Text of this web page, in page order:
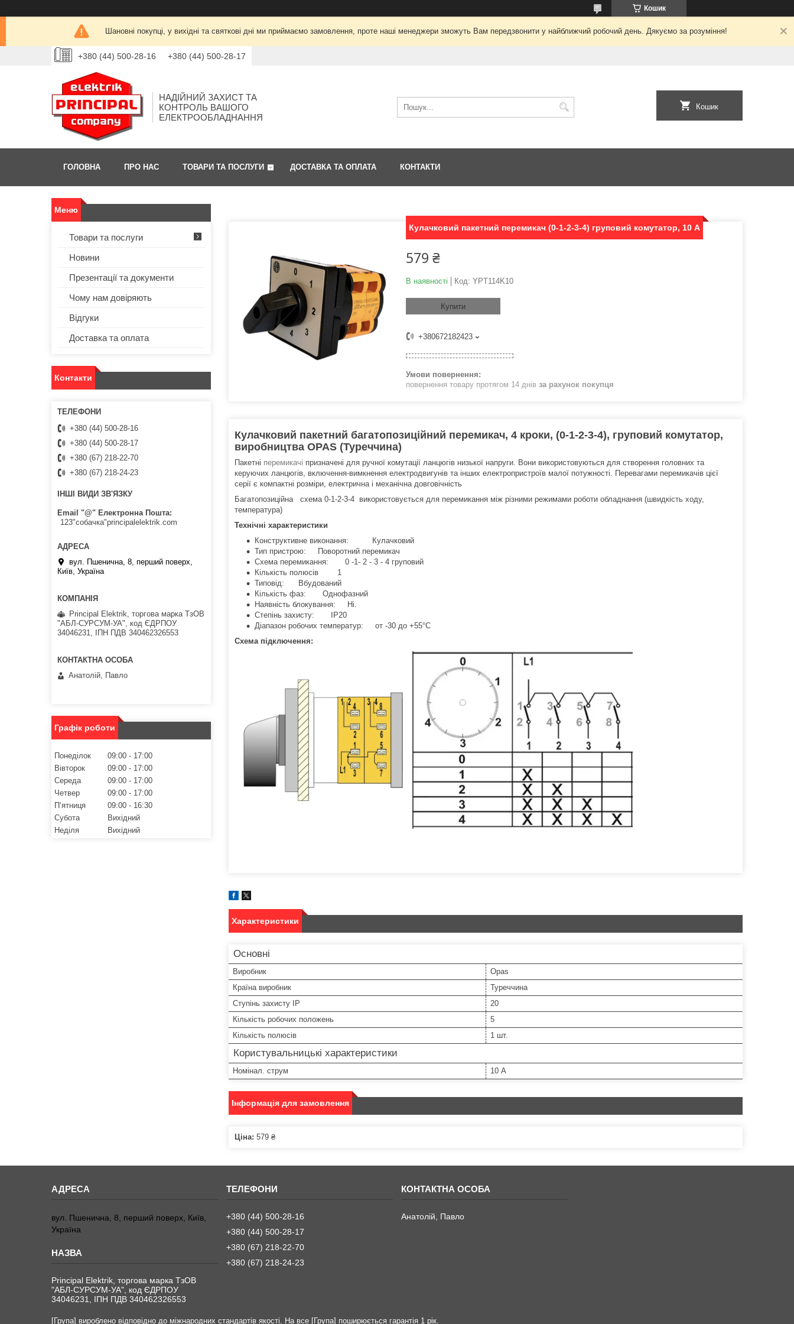
Кошик
Шановні покупці, у вихідні та святкові дні ми приймаємо замовлення, проте наші менеджери зможуть Вам передзвонити у найближчий робочий день. Дякуємо за розуміння!
+380 (44) 500-28-16 +380 (44) 500-28-17
НАДІЙНИЙ ЗАХИСТ ТА
КОНТРОЛЬ ВАШОГО
ЕЛЕКТРООБЛАДНАННЯ
Кошик
ГОЛОВНА ПРО НАС ТОВАРИ ТА ПОСЛУГИ ДОСТАВКА ТА ОПЛАТА КОНТАКТИ
Кулачковий пакетний перемикач (0-1-2-3-4) груповий комутатор, 10 А
579 ₴
В наявності Код: YPT114K10
Купити
+380672182423
повернення товару протягом 14 днів за рахунок покупця
Кулачковий пакетний багатопозиційний перемикач, 4 кроки, (0-1-2-3-4), груповий комутатор,
виробництва OPAS (Туреччина)
Пакетні перемикачі призначені для ручної комутації ланцюгів низької напруги. Вони використовуються для створення головних та
керуючих ланцюгів, включення-вимкнення електродвигунів та інших електропристроїв малої потужності. Перевагами перемикачів цієї
серії є компактні розміри, електрична і механічна довговічність
Багатопозиційна схема 0-1-2-3-4 використовується для перемикання між різними режимами роботи обладнання (швидкість ходу,
температура)
Технічні характеристики
Конструктивне виконання: Кулачковий
Тип пристрою: Поворотний перемикач
Схема перемикання: 0 -1- 2 - 3 - 4 груповий
Кількість полюсів 1
Типовід: Вбудований
Кількість фаз: Однофазний
Наявність блокування: Ні.
Степінь захисту: IP20
Діапазон робочих температур: от -30 до +55°С
Схема підключення:
Характеристики
Основні
Виробник
Opas
Країна виробник
Туреччина
Ступінь захисту IP
20
Кількість робочих положень
5
Кількість полюсів
1 шт.
Користувальницькі характеристики
Номінал. струм 10 А
Інформація для замовлення
Ціна: 579 ₴
Товари та послуги
Новини
Презентації та документи
Чому нам довіряють
Відгуки
Доставка та оплата
Контакти
+380 (44) 500-28-16
+380 (44) 500-28-17
+380 (67) 218-22-70
+380 (67) 218-24-23
ІНШІ ВИДИ ЗВ'ЯЗКУ
Email "@" Електронна Пошта
123"собачка"principalelektrik.com
вул. Пшенична, 8, перший поверх,
Київ, Україна
Principal Elektrik, торгова марка ТзОВ
"АБЛ-СУРСУМ-УА", код ЄДРПОУ
34046231, ІПН ПДВ 340462326553
Анатолій, Павло
Графік роботи
Понеділок 09:00
17:00
Вівторок
09:00
17:00
Середа
09:00
17:00
Четвер
09:00
17:00
Пʼятниця
09:00
16:30
Субота
Вихідний
Неділя
Вихідний
вул. Пшенична, 8, перший поверх, Київ,
Україна
Principal Elektrik, торгова марка ТзОВ
"АБЛ-СУРСУМ-УА", код ЄДРПОУ
34046231, ІПН ПДВ 340462326553
+380 (44) 500-28-16
+380 (44) 500-28-17
+380 (67) 218-22-70
+380 (67) 218-24-23
Анатолій, Павло
[Група] вироблено відповідно до міжнародних стандартів якості. На все [Група] поширюється гарантія 1 рік.